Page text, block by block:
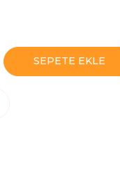
SEPETE EKLE